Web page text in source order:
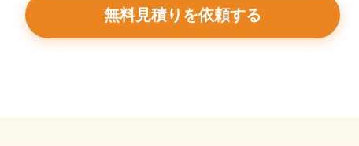
無料見積りを依頼する